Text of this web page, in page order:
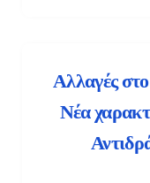
Αλλαγές
Νέα